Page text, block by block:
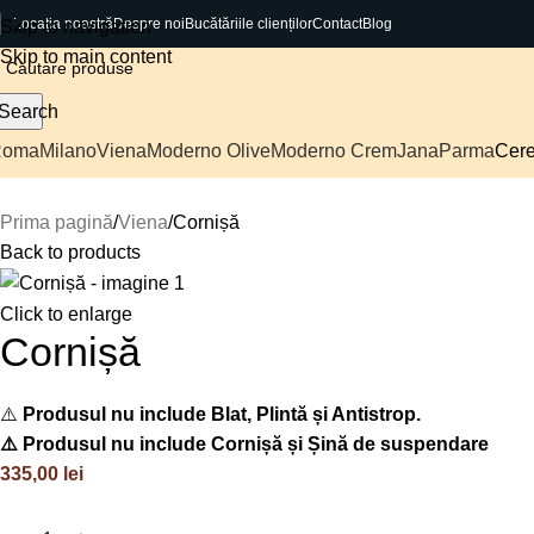
Skip to navigation
Skip to main content
Locația noastrăDespre noi Bucătăriile cliențilorContactBlog
MilanoVienaModerno OliveModerno CremJanaParma
Prima pagină Viena Cornișă
Back to products
Click to enlarge
Cornișă
⚠️ Produsul nu include Blat, Plintă și Antistrop.
⚠️ Produsul nu include Cornișă și Șină de suspendare
335,00 lei